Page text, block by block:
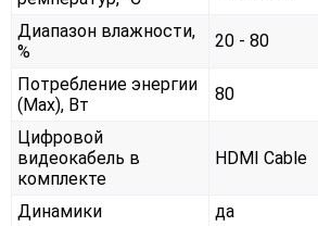
Диапазон влажности,
%
20 - 80
Потребление энергии
(Max), Вт
80
Цифровой
видеокабель в
комплекте
HDMI Cable
Динамики да